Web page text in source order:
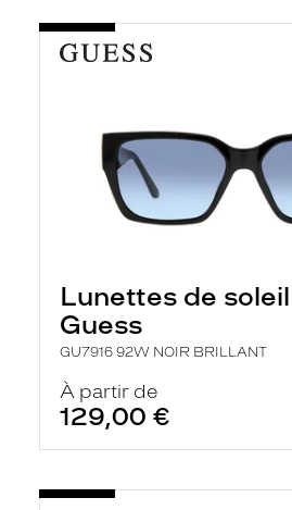
Lunettes de soleil
Guess
GU7916 92W NOIR BRILLANT
À partir de
129,00 €